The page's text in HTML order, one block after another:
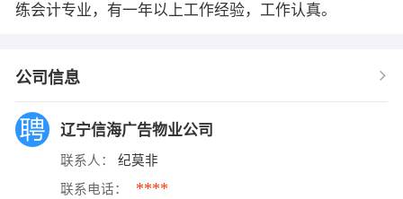
练会计专业，有一年以上工作经验，工作认真。
公司信息
辽宁信海广告物业公司
联系人： 纪莫非
联系电话： ****